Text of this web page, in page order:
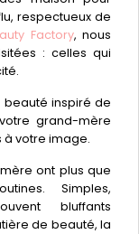
respectueux de
Factory, nous
: celles qui
inspiré de
grand-mère
à votre image.
ont plus que
Simples,
bluffants
de beauté, la